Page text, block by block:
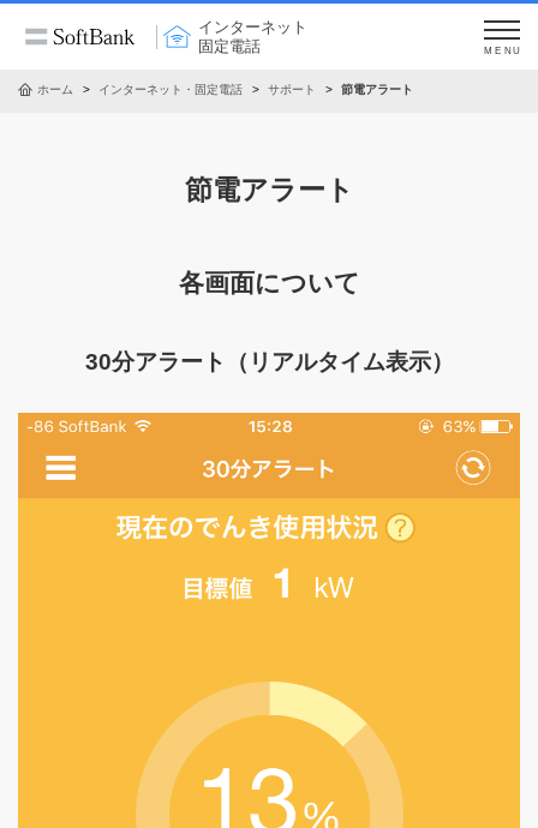
インターネット
固定電話
MENU
ホーム インターネット・固定電話 サポート 節電アラート
節電アラート
各画面について
30分アラート（リアルタイム表示）